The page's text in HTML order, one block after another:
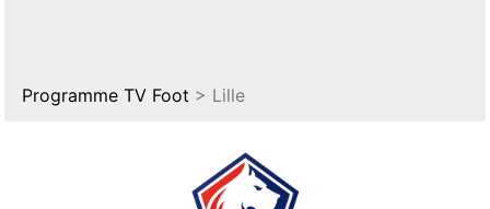
Programme TV Foot > Lille